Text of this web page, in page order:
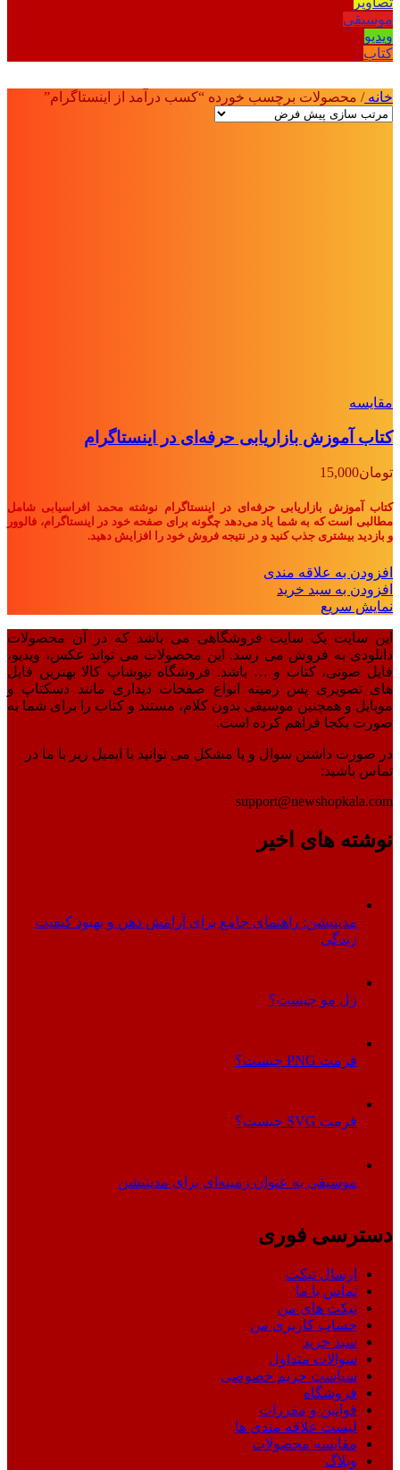
موسیقی
ویدیو
کتاب
خانه/ محصولات برچسب خورده “کسب درآمد از اینستاگرام”
مقايسه
کتاب آموزش بازاریابی حرفه‌ای در اینستاگرام
تومان15,000
کتاب آموزش بازاریابی حرفه‌ای در اینستاگرام نوشته محمد افراسیابی شامل
مطالبی است که به شما یاد می‌دهد چگونه برای صفحه خود در اینستاگرام، فالوور
و بازدید بیشتری جذب کنید و در نتیجه فروش خود را افزایش دهید.
افزودن به علاقه مندی
افزودن به سبد خرید
نمایش سریع
این سایت یک سایت فروشگاهی می باشد که در آن محصولات
دانلودی به فروش می رسد. این محصولات می تواند عکس، ویدیو،
فایل صوتی، کتاب و … باشد. فروشگاه نیوشاپ کالا بهترین فایل
های تصویری پس زمینه انواع صفحات دیداری مانند دسکتاپ و
موبایل و همچنین موسیقی بدون کلام، مستند و کتاب را برای شما به
صورت یکجا فراهم کرده است.
در صورت داشتن سوال و یا مشکل می توانید با ایمیل زیر با ما در
تماس باشید:
support@newshopkala.com
نوشته های اخیر
مدیتیشن: راهنمای جامع برای آرامش ذهن و بهبود کیفیت
زندگی
ژل مو چیست؟
فرمت PNG چیست؟
فرمت SVG چیست؟
موسیقی به عنوان زمینه‌ای برای مدیتیشن
دسترسی فوری
ارسال تیکت
تماس با ما
تیکت های من
حساب کاربری من
سبد خرید
سوالات متداول
سیاست حریم خصوصی
فروشگاه
قوانین و مقررات
لیست علاقه مندی ها
مقایسه محصولات
وبلاگ